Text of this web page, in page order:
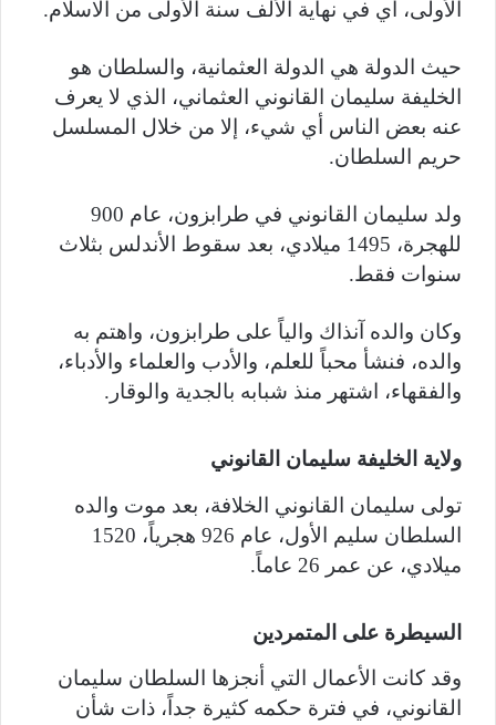
الأولى، أي في نهاية الألف سنة الأولى من الاسلام.
حيث الدولة هي الدولة العثمانية، والسلطان هو
الخليفة سليمان القانوني العثماني، الذي لا يعرف
عنه بعض الناس أي شيء، إلا من خلال المسلسل
حريم السلطان.
ولد سليمان القانوني في طرابزون، عام 900
للهجرة، 1495 ميلادي، بعد سقوط الأندلس بثلاث
سنوات فقط.
وكان والده آنذاك والياً على طرابزون، واهتم به
والده، فنشأ محباً للعلم، والأدب والعلماء والأدباء،
والفقهاء، اشتهر منذ شبابه بالجدية والوقار.
ولاية الخليفة سليمان القانوني
تولى سليمان القانوني الخلافة، بعد موت والده
السلطان سليم الأول، عام 926 هجرياً، 1520
ميلادي، عن عمر 26 عاماً.
السيطرة على المتمردين
وقد كانت الأعمال التي أنجزها السلطان سليمان
القانوني، في فترة حكمه كثيرة جداً، ذات شأن